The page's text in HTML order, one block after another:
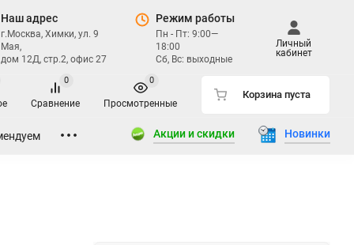
Наш адрес
г.Москва, Химки, ул. 9
Мая,
дом 12Д, стр.2, офис 27
Режим работы
Пн - Пт: 9:00—
18:00
Сб, Вс: выходные
Личный
кабинет
Сравнение
0
Просмотренные
0
Корзина пуста
Акции и скидки Новинки